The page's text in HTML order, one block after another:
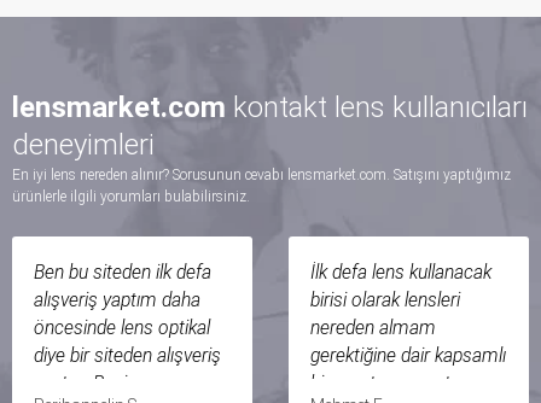
lensmarket.com kontakt lens kullanıcıları
deneyimleri
En iyi lens nereden alınır? Sorusunun cevabı lensmarket.com. Satışını yaptığımız
ürünlerle ilgili yorumları bulabilirsiniz.
Ben bu siteden ilk defa
alışveriş yaptım daha
öncesinde lens optikal
diye bir siteden alışveriş
yaptım Beni arayıp
İlk defa lens kullanacak
birisi olarak lensleri
nereden almam
gerektiğine dair kapsamlı
bir araştırma yaptım ve